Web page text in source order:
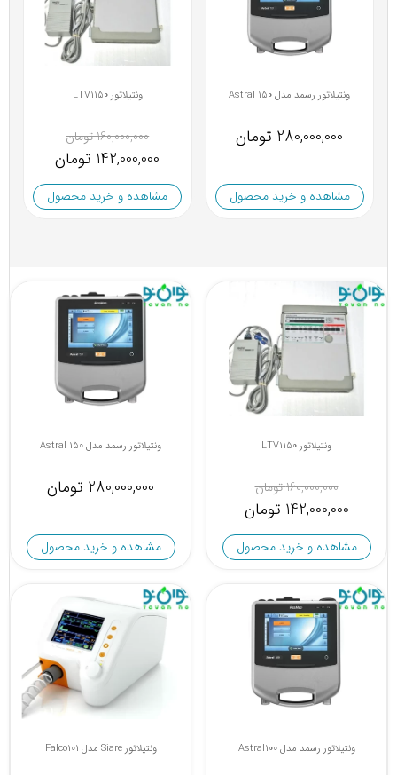
ونتیلاتور رسمد مدل Astral 150
280,000,000 تومان
مشاهده و خرید محصول
ونتیلاتور LTV1150
160,000,000 تومان
مشاهده و خرید محصول
ونتیلاتور LTV1150
160,000,000 تومان
142,000,000 تومان
مشاهده و خرید محصول
ونتیلاتور رسمد مدل Astral 150
280,000,000 تومان
مشاهده و خرید محصول
ونتیلاتور رسمد مدل Astral100 ونتیلاتور Siare مدل Falco101